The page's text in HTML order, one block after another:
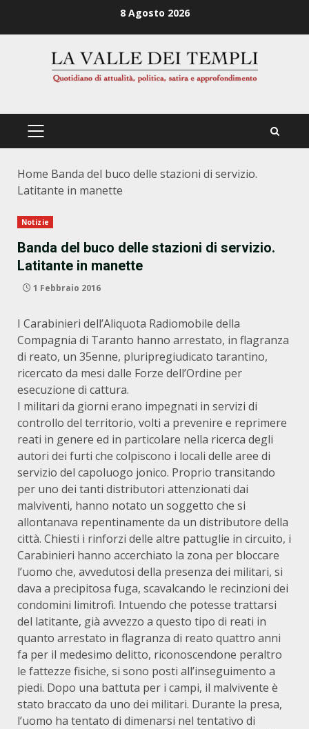
8 Agosto 2026
PRIMÄRES
Home Banda del buco delle stazioni di servizio.
Latitante in manette
Notizie
Banda del buco delle stazioni di servizio.
Latitante in manette
1 Febbraio 2016
I Carabinieri dell’Aliquota Radiomobile della
Compagnia di Taranto hanno arrestato, in flagranza
di reato, un 35enne, pluripregiudicato tarantino,
ricercato da mesi dalle Forze dell’Ordine per
esecuzione di cattura.
I militari da giorni erano impegnati in servizi di
controllo del territorio, volti a prevenire e reprimere
reati in genere ed in particolare nella ricerca degli
autori dei furti che colpiscono i locali delle aree di
servizio del capoluogo jonico. Proprio transitando
per uno dei tanti distributori attenzionati dai
malviventi, hanno notato un soggetto che si
allontanava repentinamente da un distributore della
città. Chiesti i rinforzi delle altre pattuglie in circuito, i
Carabinieri hanno accerchiato la zona per bloccare
l’uomo che, avvedutosi della presenza dei militari, si
dava a precipitosa fuga, scavalcando le recinzioni dei
condomini limitrofi. Intuendo che potesse trattarsi
del latitante, già avvezzo a questo tipo di reati in
quanto arrestato in flagranza di reato quattro anni
fa per il medesimo delitto, riconoscendone peraltro
le fattezze fisiche, si sono posti all’inseguimento a
piedi. Dopo una battuta per i campi, il malvivente è
stato braccato da uno dei militari. Durante la presa,
l’uomo ha tentato di dimenarsi nel tentativo di